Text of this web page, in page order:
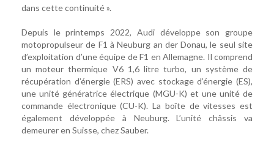
dans cette continuité ».
Depuis le printemps 2022, Audi développe son groupe
motopropulseur de F1 à Neuburg an der Donau, le seul site
d’exploitation d’une équipe de F1 en Allemagne. Il comprend
un moteur thermique V6 1,6 litre turbo, un système de
récupération d’énergie (ERS) avec stockage d’énergie (ES),
une unité génératrice électrique (MGU-K) et une unité de
commande électronique (CU-K). La boîte de vitesses est
également développée à Neuburg. L’unité châssis va
demeurer en Suisse, chez Sauber.